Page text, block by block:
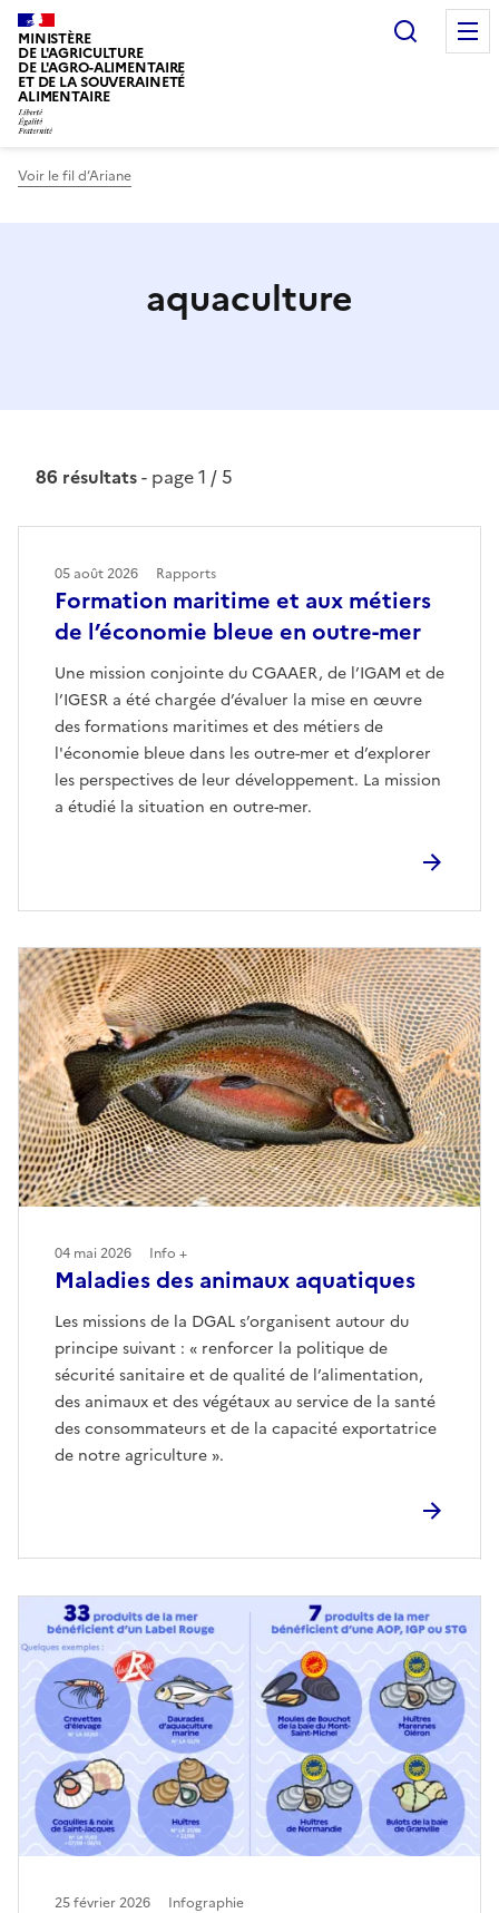
MINISTÈRE
DE L'AGRICULTURE
DE L'AGRO-ALIMENTAIRE
ET DE LA SOUVERAINETÉ
ALIMENTAIRE
Voir le fil d’Ariane
aquaculture
86 résultats- page 1 / 5
Formation maritime et aux métiers
de l’économie bleue en outre-mer
Une mission conjointe du CGAAER, de l’IGAM et de
l’IGESR a été chargée d’évaluer la mise en œuvre
des formations maritimes et des métiers de
l'économie bleue dans les outre-mer et d’explorer
les perspectives de leur développement. La mission
a étudié la situation en outre-mer.
05 août 2026 Rapports
Maladies des animaux aquatiques
Les missions de la DGAL s’organisent autour du
principe suivant : « renforcer la politique de
sécurité sanitaire et de qualité de l’alimentation,
des animaux et des végétaux au service de la santé
des consommateurs et de la capacité exportatrice
de notre agriculture ».
04 mai 2026 Info +
25 février 2026 Infographie